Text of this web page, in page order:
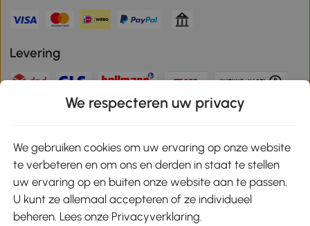
Levering
Download de app en ontvang 10% korting!
Google Play
We respecteren uw privacy
We gebruiken cookies om uw ervaring op onze website
te verbeteren en om ons en derden in staat te stellen
uw ervaring op en buiten onze website aan te passen.
U kunt ze allemaal accepteren of ze individueel
beheren. Lees onze Privacyverklaring.